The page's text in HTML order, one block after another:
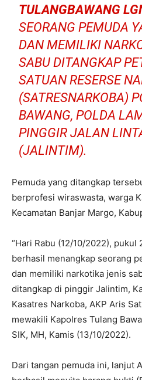
TULANGBAWANG
SEORANG PEMUDA
DAN MEMILIKI
SABU DITANGKAP
SATUAN RESERSE
(SATRESNARKOBA)
BAWANG, POLDA
PINGGIR JALAN
(JALINTIM).
Pemuda yang ditangkap
berprofesi wiraswasta, warga
Kecamatan Banjar Margo,
“Hari Rabu (12/10/2022), pukul
berhasil menangkap seorang
dan memiliki narkotika jenis
ditangkap di pinggir Jalintim,
Kasatres Narkoba, AKP Aris
mewakili Kapolres Tulang
SIK, MH, Kamis (13/10/2022).
Dari tangan pemuda ini, lanjut